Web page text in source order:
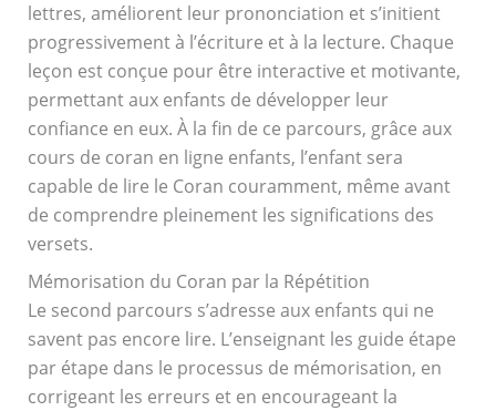
lettres, améliorent leur prononciation et s’initient
progressivement à l’écriture et à la lecture. Chaque
leçon est conçue pour être interactive et motivante,
permettant aux enfants de développer leur
confiance en eux. À la fin de ce parcours, grâce aux
cours de coran en ligne enfants, l’enfant sera
capable de lire le Coran couramment, même avant
de comprendre pleinement les significations des
versets.
Mémorisation du Coran par la Répétition
Le second parcours s’adresse aux enfants qui ne
savent pas encore lire. L’enseignant les guide étape
par étape dans le processus de mémorisation, en
corrigeant les erreurs et en encourageant la